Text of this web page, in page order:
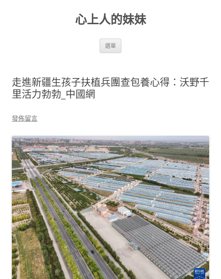
心上人的妹妹
選單
走進新疆生孩子扶植兵團查包養心得：沃野千
里活力勃勃_中國網
發佈留言